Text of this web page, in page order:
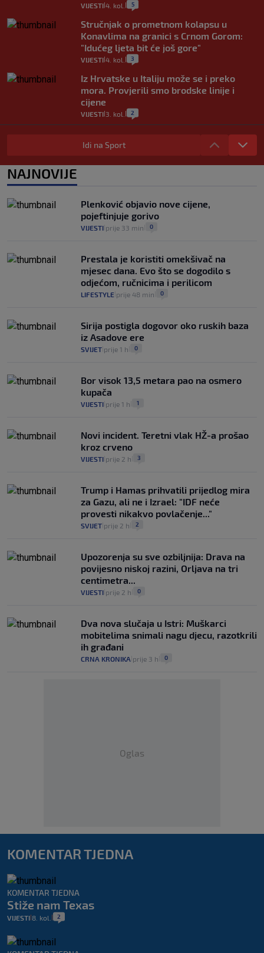
VIJESTI 4. kol. 5
Stručnjak o prometnom kolapsu u
Konavlima na granici s Crnom Gorom:
"Idućeg ljeta bit će još gore"
VIJESTI 4. kol. 3
Iz Hrvatske u Italiju može se i preko
mora. Provjerili smo brodske linije i
cijene
VIJESTI 3. kol. 2
Uzgajivač objasnio zašto kilogram
rajčica košta deset eura: "Nećete ih
vidjeti na akcijama u trgovinama"
8
Evo aktualnih cijena i nekoliko savjeta
da prođe što lakše i jeftinije
VIJESTI 2. kol. 0
Idi na Sport
NAJNOVIJE
Plenković objavio nove cijene,
pojeftinjuje gorivo
VIJESTI prije 33 min 0
Prestala je koristiti omekšivač na
mjesec dana. Evo što se dogodilo s
odjećom, ručnicima i perilicom
LIFESTYLE prije 48 min 0
Sirija postigla dogovor oko ruskih baza
iz Asadove ere
SVIJET prije 1 h 0
Bor visok 13,5 metara pao na osmero
kupača
VIJESTI prije 1 h 1
Novi incident. Teretni vlak HŽ-a prošao
kroz crveno
VIJESTI prije 2 h 3
Trump i Hamas prihvatili prijedlog mira
za Gazu, ali ne i Izrael: "IDF neće
provesti nikakvo povlačenje..."
SVIJET prije 2 h 2
Upozorenja su sve ozbiljnija: Drava na
povijesno niskoj razini, Orljava na tri
centimetra...
VIJESTI prije 2 h 0
Dva nova slučaja u Istri: Muškarci
mobitelima snimali nagu djecu, razotkrili
ih građani
CRNA KRONIKA prije 3 h 0
Oglas
KOMENTAR TJEDNA
KOMENTAR TJEDNA
Stiže nam Texas
VIJESTI 8. kol. 2